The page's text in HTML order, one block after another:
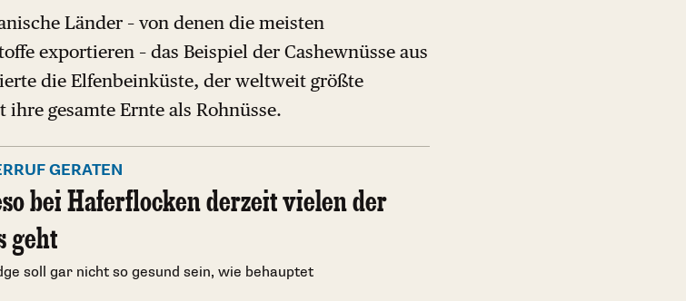
Länder – von denen die meisten
exportieren – das Beispiel der Cashewnüsse aus
die Elfenbeinküste, der weltweit größte
gesamte Ernte als Rohnüsse.
GERATEN
bei Haferflocken derzeit vielen der
geht
soll gar nicht so gesund sein, wie behauptet